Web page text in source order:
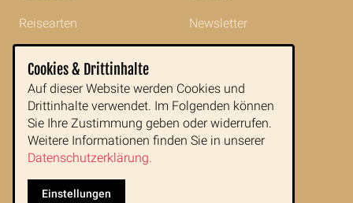
Reisearten
Indochina im Portrait
Blog
Newsletter
AGB
Datenschutz
Zugvogeltouristik GmbH
Buchfeldgasse 16
1080 Wien
Cookies & Drittinhalte
Auf dieser Website werden Cookies und
Drittinhalte verwendet. Im Folgenden können
Sie Ihre Zustimmung geben oder widerrufen.
Weitere Informationen finden Sie in unserer
Datenschutzerklärung.
Einstellungen